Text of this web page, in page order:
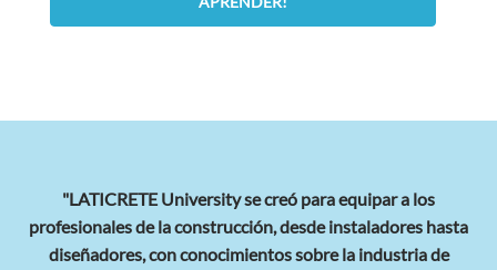
"LATICRETE University se creó para equipar a los
profesionales de la construcción, desde instaladores hasta
diseñadores, con conocimientos sobre la industria de